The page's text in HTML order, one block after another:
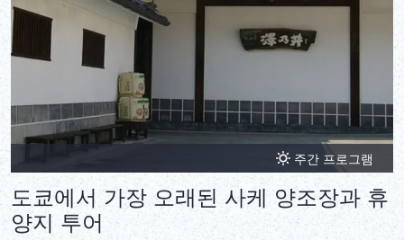
주간 프로그램
도쿄에서 가장 오래된 사케 양조장과 휴
양지 투어